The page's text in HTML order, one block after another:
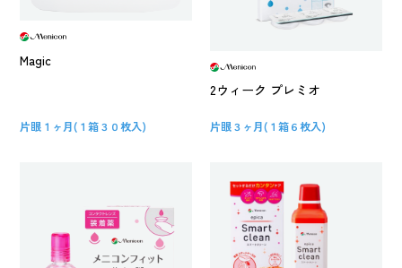
Magic
片眼１ヶ月(１箱３０枚入)
2ウィーク プレミオ
片眼３ヶ月(１箱６枚入)